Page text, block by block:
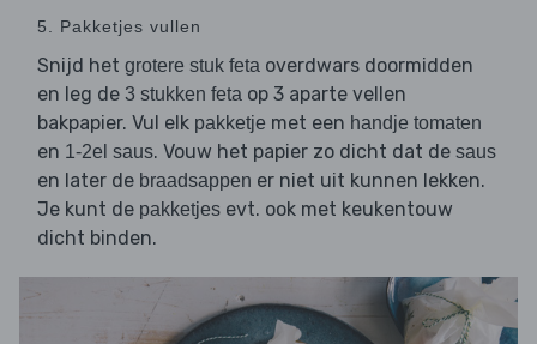
5. Pakketjes vullen
Snijd het grotere stuk feta overdwars doormidden
en leg de 3 stukken feta op 3 aparte vellen
bakpapier. Vul elk pakketje met een handje tomaten
en 1-2el saus. Vouw het papier zo dicht dat de saus
en later de braadsappen er niet uit kunnen lekken.
Je kunt de pakketjes evt. ook met keukentouw
dicht binden.